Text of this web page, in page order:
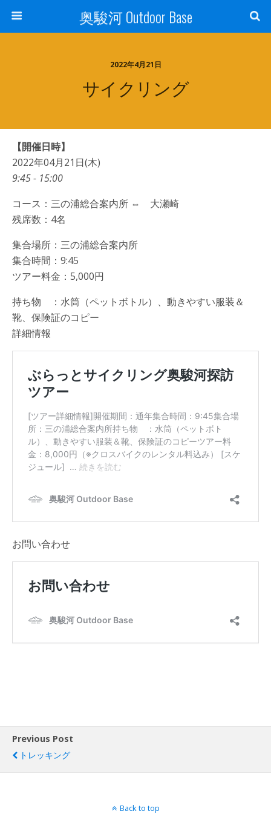
奥駿河 Outdoor Base
2022年4月21日
サイクリング
【開催日時】
2022年04月21日(木)
9:45 - 15:00
コース：三の浦総合案内所 ⇔ 大瀬崎
残席数：4名
集合場所：三の浦総合案内所
集合時間：9:45
ツアー料金：5,000円
持ち物 ：水筒（ペットボトル）、動きやすい服装＆
靴、保険証のコピー
詳細情報
お問い合わせ
Previous Post
トレッキング
Back to top